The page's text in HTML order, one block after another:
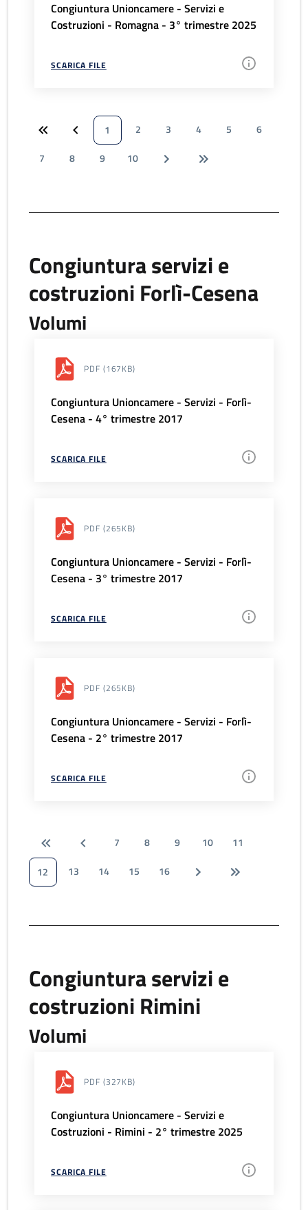
Congiuntura Unioncamere - Servizi e
Costruzioni - Romagna - 3° trimestre 2025
SCARICA FILE
1 2 3 4 5
6
7
8 9 10
Congiuntura servizi e
costruzioni Forlì-Cesena
Volumi
PDF (167KB)
Congiuntura Unioncamere - Servizi - Forlì-
Cesena - 4° trimestre 2017
SCARICA FILE
PDF (265KB)
Congiuntura Unioncamere - Servizi - Forlì-
Cesena - 3° trimestre 2017
SCARICA FILE
PDF (265KB)
Congiuntura Unioncamere - Servizi - Forlì-
Cesena - 2° trimestre 2017
SCARICA FILE
7 8 9 10
11
12
13 14 15 16
Congiuntura servizi e
costruzioni Rimini
Volumi
PDF (327KB)
Congiuntura Unioncamere - Servizi e
Costruzioni - Rimini - 2° trimestre 2025
SCARICA FILE